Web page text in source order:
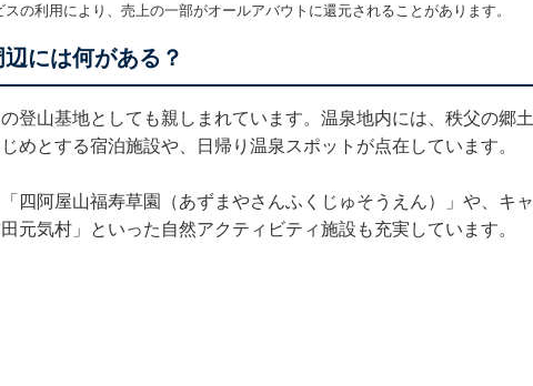
の利用により、売上の一部がオールアバウトに還元されることがあります。
には何がある？
登山基地としても親しまれています。温泉地内には、秩父の郷土
めとする宿泊施設や、日帰り温泉スポットが点在しています。
四阿屋山福寿草園（あずまやさんふくじゅそうえん）」や、キャ
元気村」といった自然アクティビティ施設も充実しています。